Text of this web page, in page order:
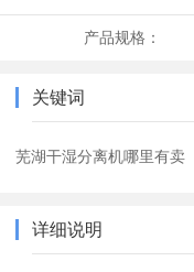
产品规格：
关键词
芜湖干湿分离机哪里有卖
详细说明